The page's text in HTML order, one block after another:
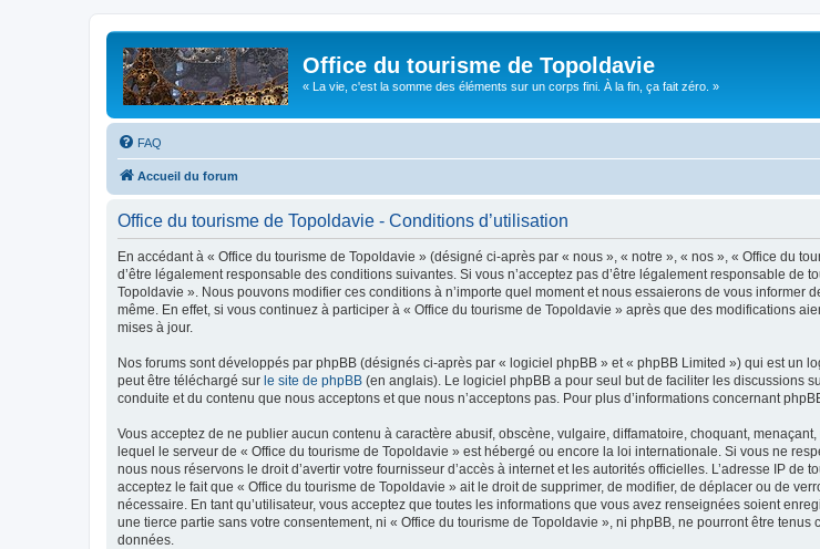
Office du tourisme de Topoldavie
« La vie, c'est la somme des éléments sur un corps fini. À la fin, ça fait zéro. »
FAQ
Accueil du forum
Office du tourisme de Topoldavie - Conditions d’utilisation
En accédant à « Office du tourisme de Topoldavie » (désigné ci-après par « nous », « notre », « nos », « Office du
d’être légalement responsable des conditions suivantes. Si vous n’acceptez pas d’être légalement responsable
Topoldavie ». Nous pouvons modifier ces conditions à n’importe quel moment et nous essaierons de vous
même. En effet, si vous continuez à participer à « Office du tourisme de Topoldavie » après que des modifications
mises à jour.
Nos forums sont développés par phpBB (désignés ci-après par « logiciel phpBB » et « phpBB Limited ») qui est un
peut être téléchargé sur le site de phpBB (en anglais). Le logiciel phpBB a pour seul but de faciliter les discussions
conduite et du contenu que nous acceptons et que nous n’acceptons pas. Pour plus d’informations concernant
Vous acceptez de ne publier aucun contenu à caractère abusif, obscène, vulgaire, diffamatoire, choquant,
lequel le serveur de « Office du tourisme de Topoldavie » est hébergé ou encore la loi internationale. Si vous ne
nous nous réservons le droit d’avertir votre fournisseur d’accès à internet et les autorités officielles. L’adresse IP
acceptez le fait que « Office du tourisme de Topoldavie » ait le droit de supprimer, de modifier, de déplacer ou de
nécessaire. En tant qu’utilisateur, vous acceptez que toutes les informations que vous avez renseignées soient
une tierce partie sans votre consentement, ni « Office du tourisme de Topoldavie », ni phpBB, ne pourront être
données.